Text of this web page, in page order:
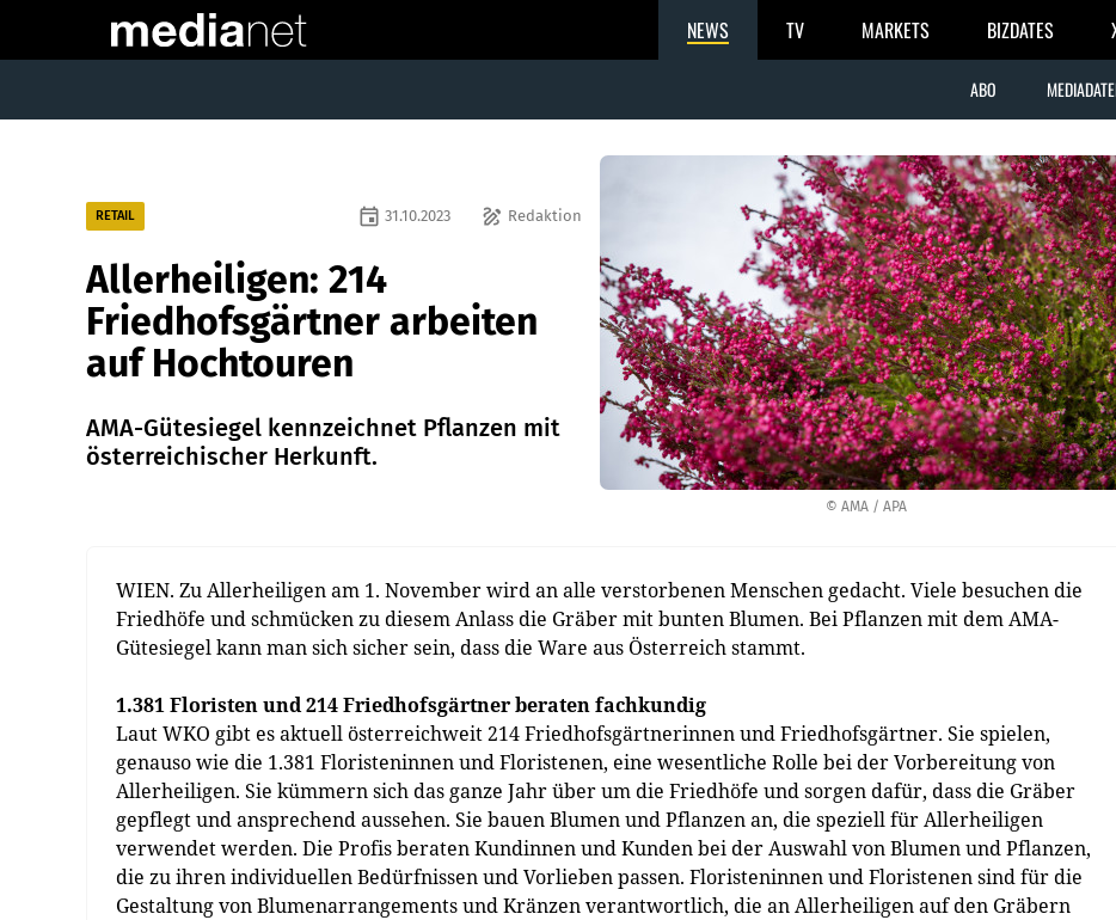
NEWS TV MARKETS BIZDATES
ABO
© AMA / APA
RETAIL draw Redaktion
event 31.10.2023
Allerheiligen: 214
Friedhofsgärtner arbeiten
auf Hochtouren
AMA-Gütesiegel kennzeichnet Pflanzen mit
österreichischer Herkunft.
WIEN. Zu Allerheiligen am 1. November wird an alle verstorbenen Menschen gedacht. Viele besuchen die
Friedhöfe und schmücken zu diesem Anlass die Gräber mit bunten Blumen. Bei Pflanzen mit dem AMA-
Gütesiegel kann man sich sicher sein, dass die Ware aus Österreich stammt.
1.381 Floristen und 214 Friedhofsgärtner beraten fachkundig
Laut WKO gibt es aktuell österreichweit 214 Friedhofsgärtnerinnen und Friedhofsgärtner. Sie spielen,
genauso wie die 1.381 Floristeninnen und Floristenen, eine wesentliche Rolle bei der Vorbereitung von
Allerheiligen. Sie kümmern sich das ganze Jahr über um die Friedhöfe und sorgen dafür, dass die Gräber
gepflegt und ansprechend aussehen. Sie bauen Blumen und Pflanzen an, die speziell für Allerheiligen
verwendet werden. Die Profis beraten Kundinnen und Kunden bei der Auswahl von Blumen und Pflanzen,
die zu ihren individuellen Bedürfnissen und Vorlieben passen. Floristeninnen und Floristenen sind für die
Gestaltung von Blumenarrangements und Kränzen verantwortlich, die an Allerheiligen auf den Gräbern